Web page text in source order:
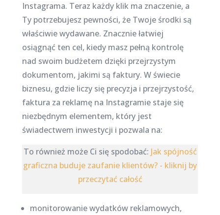
Instagrama. Teraz każdy klik ma znaczenie, a
Ty potrzebujesz pewności, że Twoje środki są
właściwie wydawane. Znacznie łatwiej
osiągnąć ten cel, kiedy masz pełną kontrolę
nad swoim budżetem dzięki przejrzystym
dokumentom, jakimi są faktury. W świecie
biznesu, gdzie liczy się precyzja i przejrzystość,
faktura za reklamę na Instagramie staje się
niezbędnym elementem, który jest
świadectwem inwestycji i pozwala na:
To również może Ci się spodobać: Jak spójność
graficzna buduje zaufanie klientów? - kliknij by
przeczytać całość
monitorowanie wydatków reklamowych,